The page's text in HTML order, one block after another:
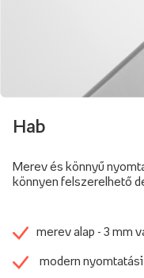
Hab
Merev és könnyű
könnyen felszerelhető
merev alap - 3 mm
modern